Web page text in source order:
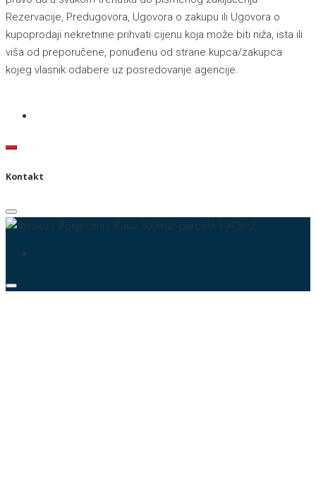
Rezervacije, Predugovora, Ugovora o zakupu ili Ugovora o
kupoprodaji nekretnine prihvati cijenu koja može biti niža, ista ili
viša od preporučene, ponuđenu od strane kupca/zakupca
kojeg vlasnik odabere uz posredovanje agencije.
Kontakt